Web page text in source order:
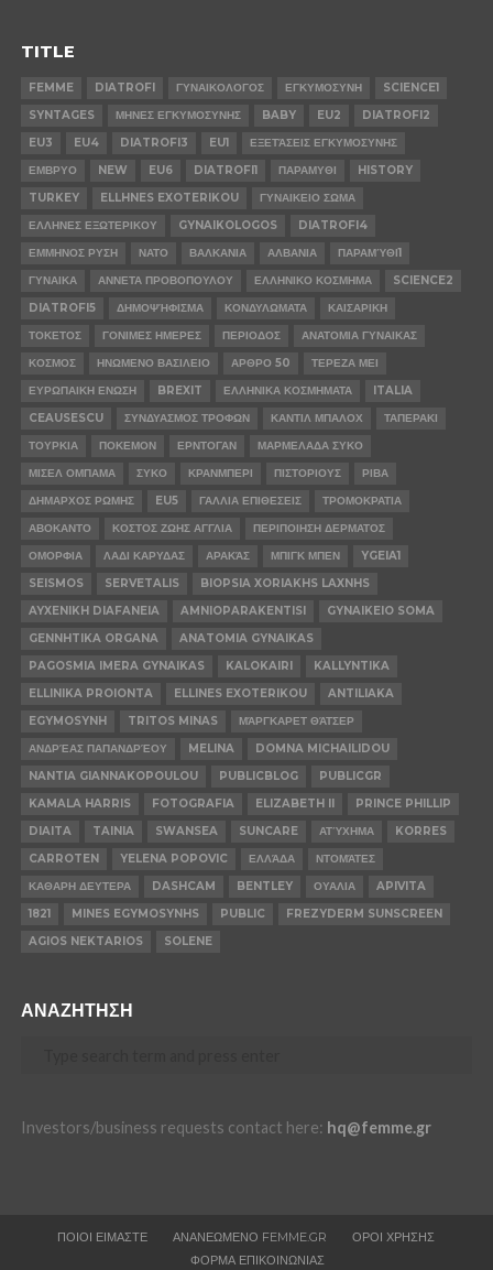
TITLE
FEMME DIATROFI ΓΥΝΑΙΚΟΛΟΓΟΣ ΕΓΚΥΜΟΣΥΝΗ
SCIENCE1
SYNTAGES
ΜΗΝΕΣ ΕΓΚΥΜΟΣΥΝΗΣ BABY EU2
DIATROFI2
EU3
EU4 DIATROFI3 EU1
ΕΞΕΤΆΣΕΙΣ ΕΓΚΥΜΟΣΥΝΗΣ
ΕΜΒΡΥΟ
NEW EU6 DIATROFI1 ΠΑΡΑΜΥΘΙ
HISTORY
TURKEY
ELLHNES EXOTERIKOU
ΓΥΝΑΙΚΕΙΟ ΣΩΜΑ
ΕΛΛΗΝΕΣ ΕΞΩΤΕΡΙΚΟΥ
GYNAIKOLOGOS
DIATROFI4
ΕΜΜΗΝΟΣ ΡΥΣΗ
ΝΑΤΟ ΒΑΛΚΑΝΙΑ ΑΛΒΑΝΙΑ
ΠΑΡΑΜΎΘΙ1
ΓΥΝΑΙΚΑ
ΑΝΝΕΤΑ ΠΡΟΒΟΠΟΥΛΟΥ ΕΛΛΗΝΙΚΟ ΚΟΣΜΗΜΑ
SCIENCE2
DIATROFI5
ΔΗΜΟΨΉΦΙΣΜΑ ΚΟΝΔΥΛΩΜΑΤΑ
ΚΑΙΣΑΡΙΚΗ
ΤΟΚΕΤΟΣ
ΓΟΝΙΜΕΣ ΗΜΕΡΕΣ ΠΕΡΙΟΔΟΣ
ΑΝΑΤΟΜΙΑ ΓΥΝΑΙΚΑΣ
ΚΟΣΜΟΣ
ΗΝΩΜΕΝΟ ΒΑΣΙΛΕΙΟ ΑΡΘΡΟ 50
ΤΕΡΕΖΑ ΜΕΙ
ΕΥΡΩΠΑΙΚΗ ΕΝΩΣΗ
BREXIT ΕΛΛΗΝΙΚΑ ΚΟΣΜΗΜΑΤΑ
ITALIA
CEAUSESCU
ΣΥΝΔΥΑΣΜΟΣ ΤΡΟΦΩΝ ΚΑΝΤΙΛ ΜΠΑΛΟΧ
ΤΑΠΕΡΑΚΙ
ΤΟΥΡΚΙΑ
ΠΟΚΕΜΟΝ ΕΡΝΤΟΓΑΝ
ΜΑΡΜΕΛΑΔΑ ΣΥΚΟ
ΜΙΣΕΛ ΟΜΠΑΜΑ
ΣΥΚΟ ΚΡΑΝΜΠΕΡΙ ΠΙΣΤΟΡΙΟΥΣ
ΡΙΒΑ
ΔΗΜΑΡΧΟΣ ΡΩΜΗΣ
EU5 ΓΑΛΛΙΑ ΕΠΙΘΕΣΕΙΣ
ΤΡΟΜΟΚΡΑΤΙΑ
ΑΒΟΚΑΝΤΟ
ΚΟΣΤΟΣ ΖΩΗΣ ΑΓΓΛΙΑ
ΠΕΡΙΠΟΙΗΣΗ ΔΕΡΜΑΤΟΣ
ΟΜΟΡΦΙΑ
ΛΑΔΙ ΚΑΡΥΔΑΣ ΑΡΑΚΆΣ ΜΠΙΓΚ ΜΠΕΝ
YGEIA1
SEISMOS
SERVETALIS
BIOPSIA XORIAKHS LAXNHS
AYXENIKH DIAFANEIA
AMNIOPARAKENTISI
GYNAIKEIO SOMA
GENNHTIKA ORGANA
ANATOMIA GYNAIKAS
PAGOSMIA IMERA GYNAIKAS
KALOKAIRI
KALLYNTIKA
ELLINIKA PROIONTA
ELLINES EXOTERIKOU
ANTILIAKA
EGYMOSYNH
TRITOS MINAS
ΜΆΡΓΚΑΡΕΤ ΘΆΤΣΕΡ
ΑΝΔΡΈΑΣ ΠΑΠΑΝΔΡΈΟΥ
MELINA
DOMNA MICHAILIDOU
NANTIA GIANNAKOPOULOU
PUBLICBLOG
PUBLICGR
KAMALA HARRIS
FOTOGRAFIA ELIZABETH II
PRINCE PHILLIP
DIAITA
TAINIA SWANSEA SUNCARE ΑΤΎΧΗΜΑ
KORRES
CARROTEN
YELENA POPOVIC ΕΛΛΆΔΑ
ΝΤΟΜΆΤΕΣ
ΚΑΘΑΡΗ ΔΕΥΤΕΡΑ
DASHCAM BENTLEY ΟΥΑΛΙΑ
APIVITA
1821
MINES EGYMOSYNHS PUBLIC
FREZYDERM SUNSCREEN
AGIOS NEKTARIOS
SOLENE
ΑΝΑΖΗΤΗΣΗ
Investors/business requests contact here: hq@femme.gr
ΠΟΙΟΙ ΕΙΜΑΣΤΕ ΑΝΑΝΕΩΜΕΝΟ FEMME.GR
ΟΡΟΙ ΧΡΗΣΗΣ
ΦΟΡΜΑ ΕΠΙΚΟΙΝΩΝΙΑΣ